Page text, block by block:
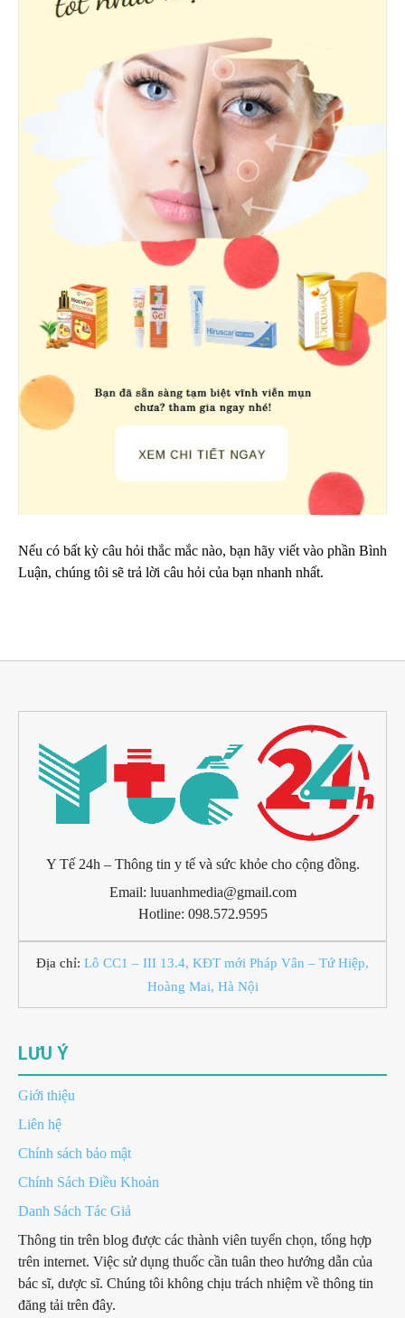
Nếu có bất kỳ câu hỏi thắc mắc nào, bạn hãy viết vào phần Bình
Luận, chúng tôi sẽ trả lời câu hỏi của bạn nhanh nhất.
Y Tế 24h – Thông tin y tế và sức khỏe cho cộng đồng.
Email: luuanhmedia@gmail.com
Hotline: 098.572.9595
Địa chỉ: Lô CC1 – III 13.4, KĐT mới Pháp Vân – Tứ Hiệp,
Hoàng Mai, Hà Nội
LƯU Ý
Giới thiệu
Liên hệ
Chính sách bảo mật
Chính Sách Điều Khoản
Danh Sách Tác Giả
Thông tin trên blog được các thành viên tuyển chọn, tổng hợp
trên internet. Việc sử dụng thuốc cần tuân theo hướng dẫn của
bác sĩ, dược sĩ. Chúng tôi không chịu trách nhiệm về thông tin
đăng tải trên đây.